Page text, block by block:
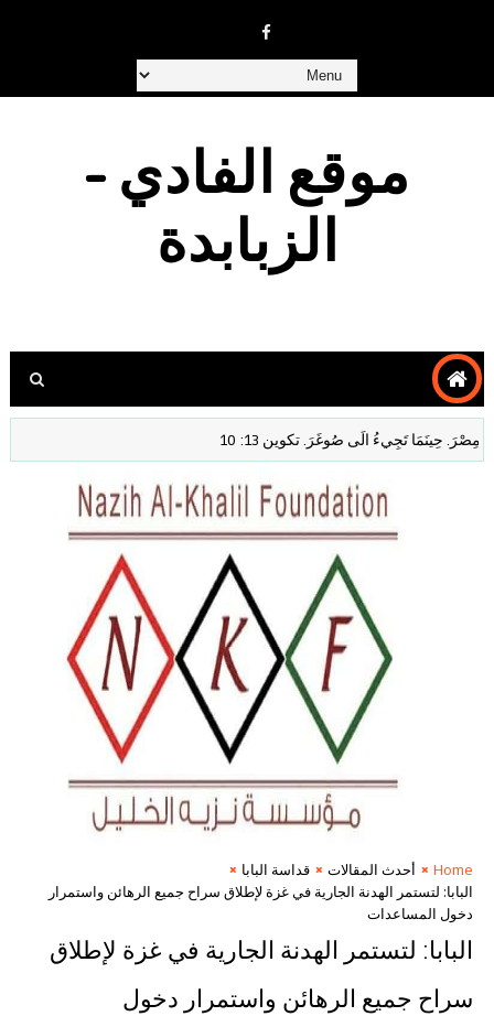
موقع الفادي -
الزبابدة
تَجِيءُ الَى صُوغَرَ. تكوين 13: 10
Home أحدث المقالات
قداسة البابا
البابا: لتستمر الهدنة الجارية في غزة لإطلاق سراح جميع الرهائن واستمرار
دخول المساعدات
البابا: لتستمر الهدنة الجارية في غزة لإطلاق
سراح جميع الرهائن واستمرار دخول